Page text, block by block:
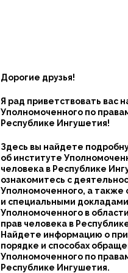
Дорогие друзья!
Я рад приветствовать вас
Уполномоченного по
Республике Ингушетия!
Здесь вы найдете
об институте
человека в Республике
ознакомитесь с
Уполномоченного, а
и специальными докладами
Уполномоченного в
прав человека в
Найдете информацию о
порядке и способах
Уполномоченного по
Республике Ингушетия.